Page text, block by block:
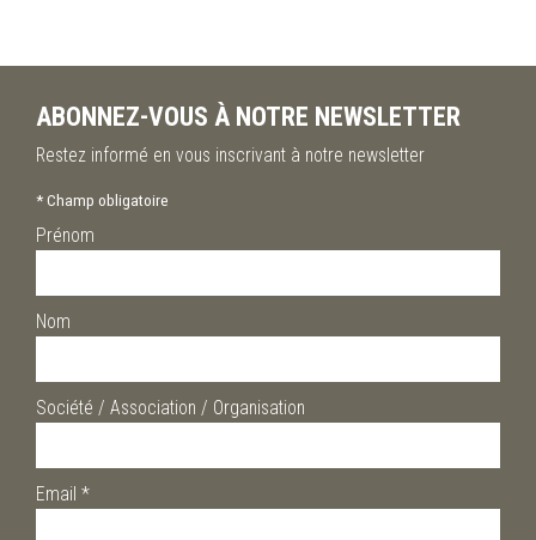
ABONNEZ-VOUS À NOTRE NEWSLETTER
Restez informé en vous inscrivant à notre newsletter
*Champ obligatoire
Prénom
Nom
Société / Association / Organisation
Email *